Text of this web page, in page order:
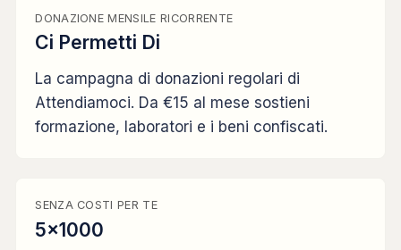
DONAZIONE MENSILE RICORRENTE
Ci Permetti Di
La campagna di donazioni regolari di
Attendiamoci. Da €15 al mese sostieni
formazione, laboratori e i beni confiscati.
SENZA COSTI PER TE
5x1000